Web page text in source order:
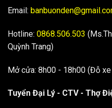
Email:
Hotline: 0868.506.503
Quỳnh Trang)
Mở cửa: 8h00 - 18h00 (Đỗ
Tuyển Đại Lý - CTV - Thợ